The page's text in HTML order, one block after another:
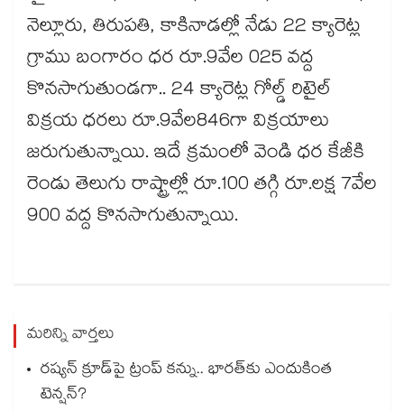
నెల్లూరు, తిరుపతి, కాకినాడల్లో నేడు 22 క్యారెట్ల
గ్రాము బంగారం ధర రూ.9వేల 025 వద్ద
కొనసాగుతుండగా.. 24 క్యారెట్ల గోల్డ్ రిటైల్
విక్రయ ధరలు రూ.9వేల846గా విక్రయాలు
జరుగుతున్నాయి. ఇదే క్రమంలో వెండి ధర కేజీకి
రెండు తెలుగు రాష్ట్రాల్లో రూ.100 తగ్గి రూ.లక్ష 7వేల
900 వద్ద కొనసాగుతున్నాయి.
మరిన్ని వార్తలు
రష్యన్ క్రూడ్‌పై ట్రంప్ కన్ను.. భారత్‌కు ఎందుకింత
టెన్షన్?